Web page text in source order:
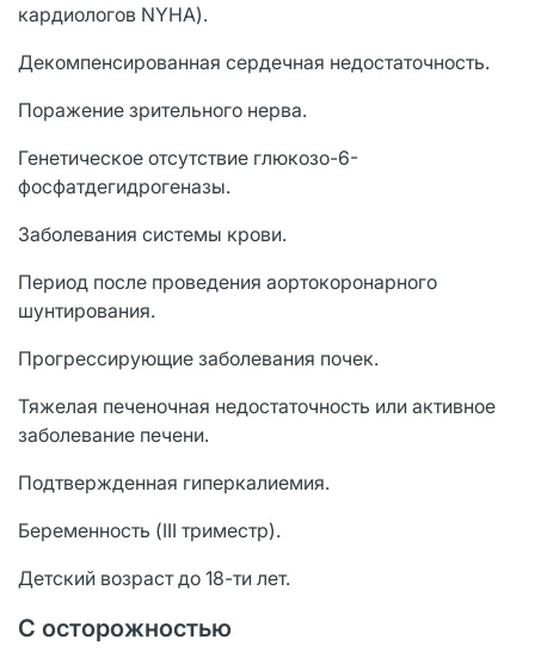
кардиологов NYHA).
Декомпенсированная сердечная недостаточность.
Поражение зрительного нерва.
Генетическое отсутствие глюкозо-6-
фосфатдегидрогеназы.
Заболевания системы крови.
Период после проведения аортокоронарного
шунтирования.
Прогрессирующие заболевания почек.
Тяжелая печеночная недостаточность или активное
заболевание печени.
Подтвержденная гиперкалиемия.
Беременность (III триместр).
Детский возраст до 18-ти лет.
С осторожностью